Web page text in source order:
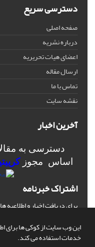
این وب سایت از کوکی ها برای
خدمات استفاده می کند.
دسترسی سریع
صفحه اصلی
درباره نشریه
اعضای هیات تحریریه
ارسال مقاله
تماس با ما
نقشه سایت
آخرین اخبار
دسترسی به
اساس مجوز
اشتراک خبرنامه
برای دریافت اخبار و